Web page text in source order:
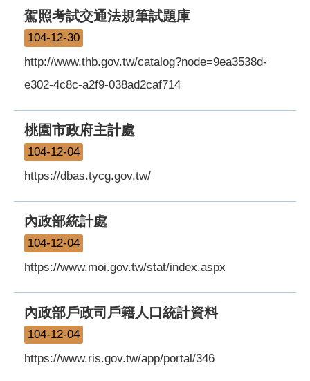
駕照考試交通法規筆試題庫
104-12-30
http://www.thb.gov.tw/catalog?node=9ea3538d-
e302-4c8c-a2f9-038ad2caf714
桃園市政府主計處
104-12-04
https://dbas.tycg.gov.tw/
內政部統計處
104-12-04
https://www.moi.gov.tw/stat/index.aspx
內政部戶政司戶籍人口統計資料
104-12-04
https://www.ris.gov.tw/app/portal/346